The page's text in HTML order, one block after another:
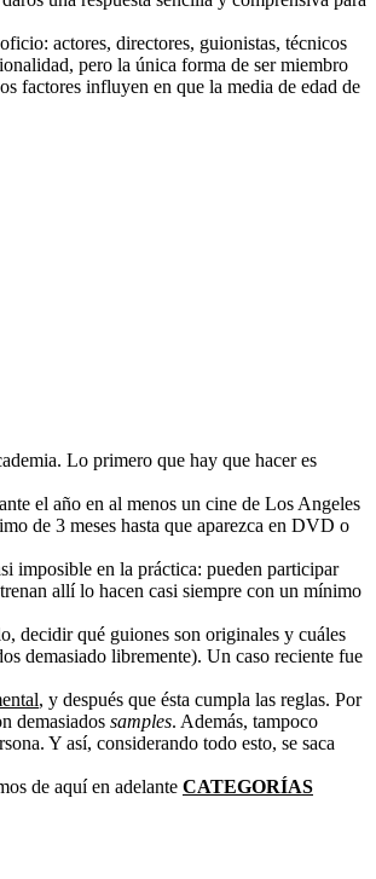
actores, directores, guionistas, técnicos
pero la única forma de ser miembro
factores influyen en que la media de edad de
Lo primero que hay que hacer es
el año en al menos un cine de Los Angeles
de 3 meses hasta que aparezca en DVD o
imposible en la práctica: pueden participar
allí lo hacen casi siempre con un mínimo
decidir qué guiones son originales y cuáles
demasiado libremente). Un caso reciente fue
, y después que ésta cumpla las reglas. Por
demasiados samples. Además, tampoco
Y así, considerando todo esto, se saca
de aquí en adelante CATEGORÍAS